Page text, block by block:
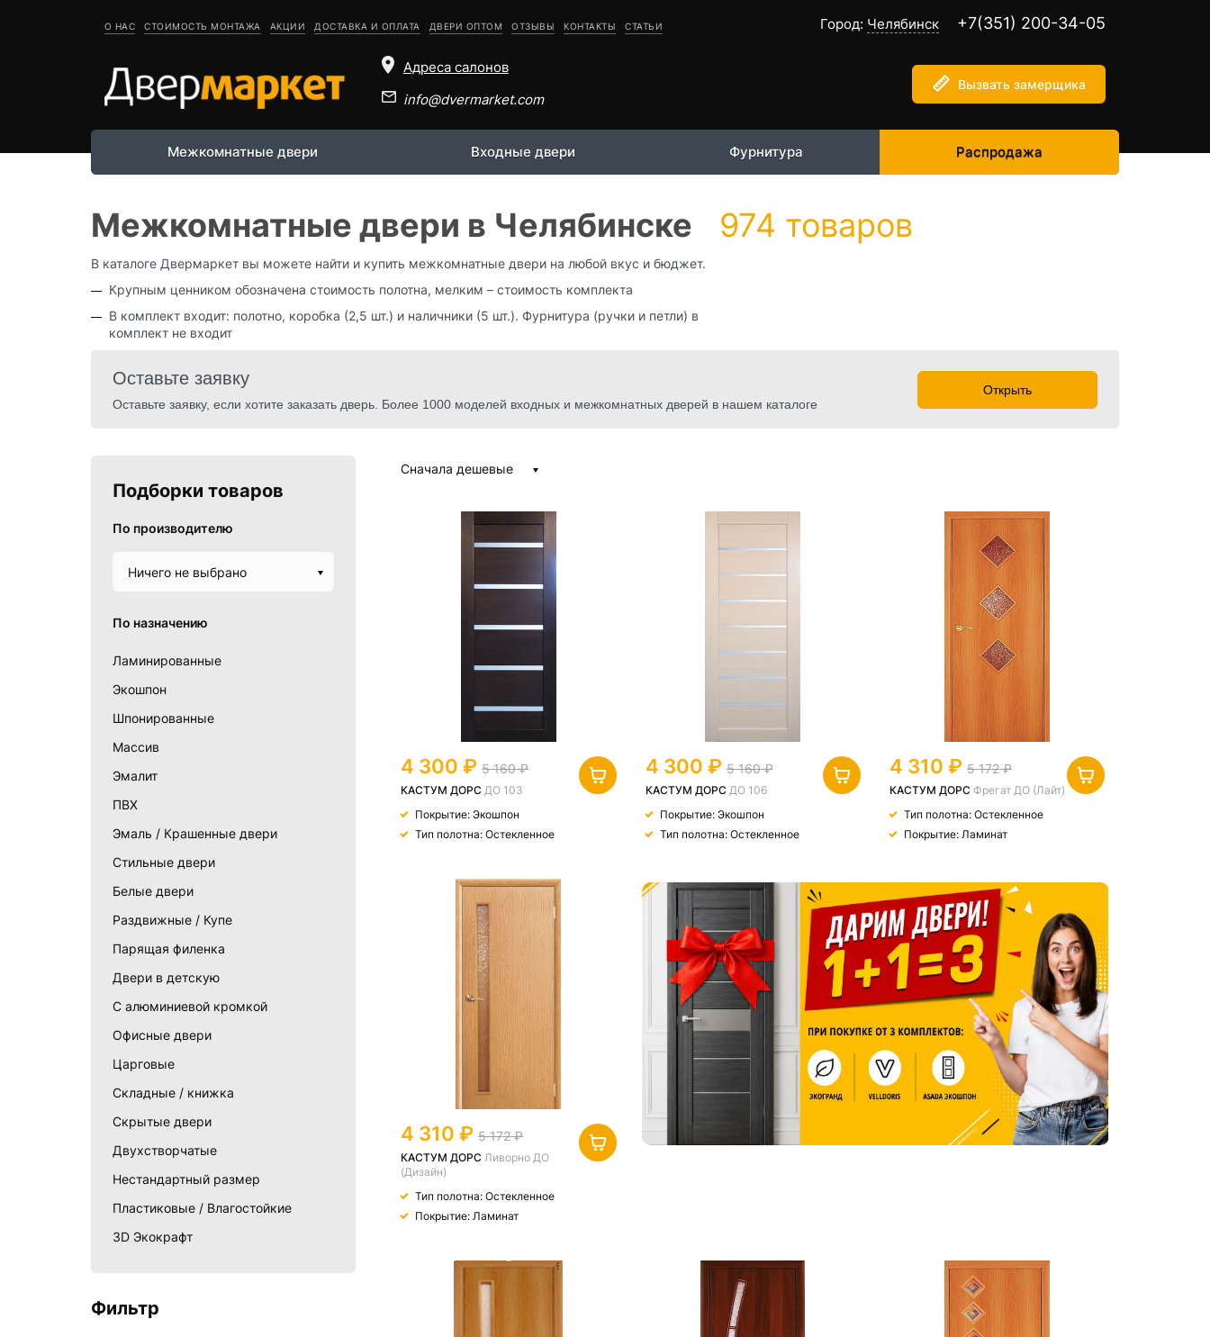
О НАС СТОИМОСТЬ МОНТАЖА АКЦИИ ДОСТАВКА И ОПЛАТА ДВЕРИ ОПТОМ ОТЗЫВЫ КОНТАКТЫ СТАТЬИ Город: Челябинск +7(351) 200-34-05
Адреса салонов
info@dvermarket.com
Вызвать замерщика
Межкомнатные двери Входные двери Фурнитура Распродажа
Межкомнатные двери в Челябинске 974 товаров
В каталоге Двермаркет вы можете найти и купить межкомнатные двери на любой вкус и бюджет.
Крупным ценником обозначена стоимость полотна, мелким – стоимость комплекта
В комплект входит: полотно, коробка (2,5 шт.) и наличники (5 шт.). Фурнитура (ручки и петли) в
комплект не входит
Оставьте заявку
Оставьте заявку, если хотите заказать дверь. Более 1000 моделей входных и межкомнатных дверей в нашем каталоге
Открыть
Телефон
Комментарий
Сначала дешевые
4 300 5 160
КАСТУМ ДОРС ДО 103
Покрытие: Экошпон
Тип полотна: Остекленное
4 300 5 160
КАСТУМ ДОРС ДО 106
Покрытие: Экошпон
Тип полотна: Остекленное
4 310 5 172
КАСТУМ ДОРС Фрегат ДО (Лайт)
Тип полотна: Остекленное
Покрытие: Ламинат
4 310 5 172
КАСТУМ ДОРС Ливорно ДО
(Дизайн)
Тип полотна: Остекленное
Покрытие: Ламинат
Подборки товаров
По производителю
Ничего не выбрано
По назначению
Ламинированные
Экошпон
Шпонированные
Массив
Эмалит
ПВХ
Эмаль / Крашенные двери
Стильные двери
Белые двери
Раздвижные / Купе
Парящая филенка
Двери в детскую
С алюминиевой кромкой
Офисные двери
Царговые
Складные / книжка
Скрытые двери
Двухстворчатые
Нестандартный размер
Пластиковые / Влагостойкие
3D Экокрафт
Фильтр